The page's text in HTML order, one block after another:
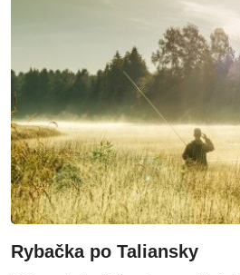
Rybačka po Taliansky